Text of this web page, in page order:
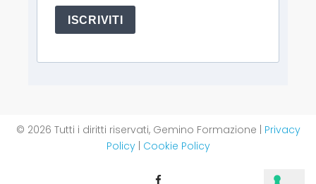
ISCRIVITI
© 2026 Tutti i diritti riservati, Gemino Formazione | Privacy
Policy| Cookie Policy